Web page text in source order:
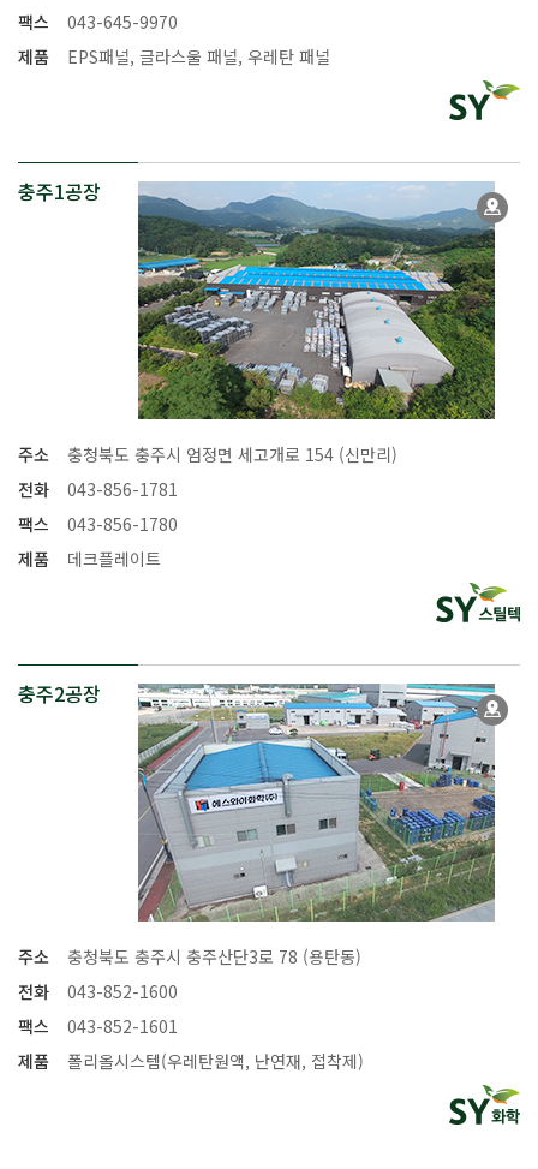
팩스
043-645-9970
제품
EPS패널, 글라스울 패널, 우레탄 패널
충주1공장
주소
충청북도 충주시 엄정면 세고개로 154 (신만리)
전화
043-856-1781
팩스
043-856-1780
제품
데크플레이트
충주2공장
주소
충청북도 충주시 충주산단3로 78 (용탄동)
전화
043-852-1600
팩스
043-852-1601
제품
폴리올시스템(우레탄원액, 난연재, 접착제)